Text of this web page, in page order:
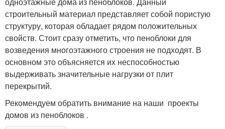
строительный материал представляет собой пористую
структуру, которая обладает рядом положительных
свойств. Стоит сразу отметить, что пеноблоки для
возведения многоэтажного строения не подходят. В
основном это объясняется их неспособностью
выдерживать значительные нагрузки от плит
перекрытий.
Рекомендуем обратить внимание на наши проекты
домов из пеноблоков .